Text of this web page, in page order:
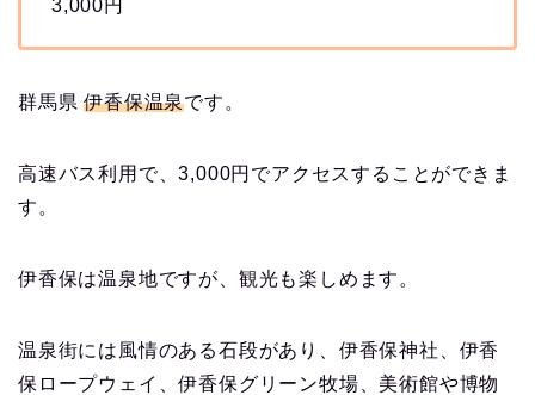
3,000円
群馬県伊香保温泉です。
高速バス利用で、3,000円でアクセスすることができま
す。
伊香保は温泉地ですが、観光も楽しめます。
温泉街には風情のある石段があり、伊香保神社、伊香
保ロープウェイ、伊香保グリーン牧場、美術館や博物